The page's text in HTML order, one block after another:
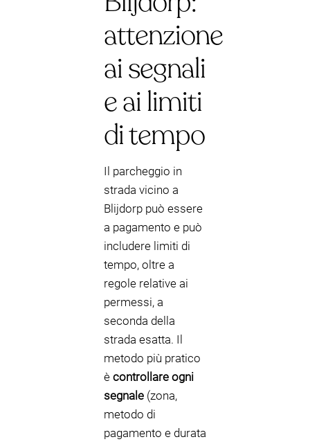
attenzione
ai segnali
e ai limiti
di tempo
Il parcheggio in
strada vicino a
Blijdorp può essere
a pagamento e può
includere limiti di
tempo, oltre a
regole relative ai
permessi, a
seconda della
strada esatta. Il
metodo più pratico
è controllare ogni
segnale (zona,
metodo di
pagamento e durata